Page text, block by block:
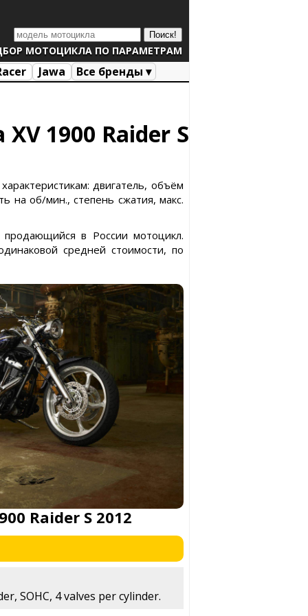
МОТОЦИКЛА ПО ПАРАМЕТРАМ
Jawa Все бренды ▾
1900 Raider S
двигатель, объём
на об/мин., степень сжатия, макс.
в России мотоцикл.
средней стоимости, по
Raider S 2012
SOHC, 4 valves per cylinder.